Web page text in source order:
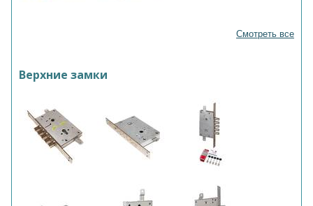
Смотреть все
Верхние замки